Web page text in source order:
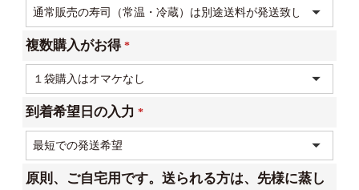
須)
複数購入がお得
(必
須)
到着希望日の入力
(必
須)
原則、ご自宅用です。送られる方は、先様に蒸し